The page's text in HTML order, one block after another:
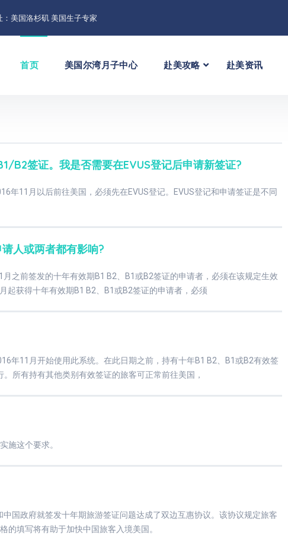
：美国洛杉矶 美国生子专家
首页 美国尔湾月子中心 赴美攻略 赴美资讯
B2签证。我是否需要在EVUS登记后申请新签证?
年11月以后前往美国，必须先在EVUS登记。EVUS登记和申请签证是不同
人或两者都有影响?
之前签发的十年有效期B1 B2、B1或B2签证的申请者，必须在该规定生效
起获得十年有效期B1 B2、B1或B2签证的申请者，必须
年11月开始使用此系统。在此日期之前，持有十年B1 B2、B1或B2有效签
所有持有其他类别有效签证的旅客可正常前往美国，
施这个要求。
国政府就签发十年期旅游签证问题达成了双边互惠协议。该协议规定旅客
的填写将有助于加快中国旅客入境美国。